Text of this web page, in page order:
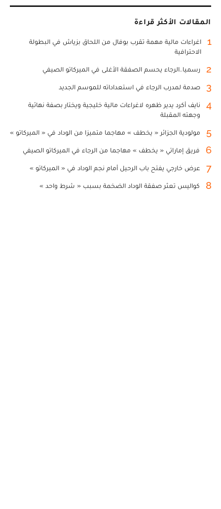
المقالات الأكثر قراءة
1
اغراءات مالية مهمة تقرب بوفال من اللحاق بزياش في البطولة
الاحترافية
2 رسميا..الرجاء يحسم الصفقة الأغلى في الميركاتو الصيفي
3 صدمة لمدرب الرجاء في استعداداته للموسم الجديد
4
نايف أكرد يدير ظهره لاغراءات مالية خليجية ويختار بصفة نهائية
وجهته المقبلة
5 مولودية الجزائر « يخطف » مهاجما متميزا من الوداد في « الميركاتو »
6 فريق إماراتي « يخطف » مهاجما من الرجاء في الميركاتو الصيفي
7 عرض خارجي يفتح باب الرحيل أمام نجم الوداد في « الميركاتو »
8 كواليس تعثر صفقة الوداد الضخمة بسبب « شرط واحد »